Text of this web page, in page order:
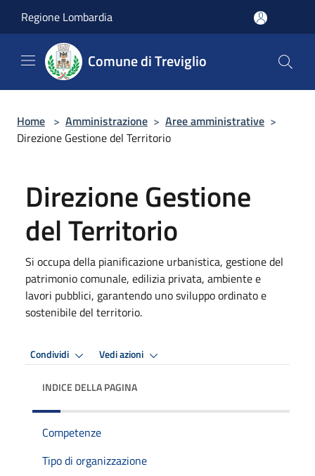
Regione Lombardia
Comune di Treviglio
Home > Amministrazione > Aree amministrative >
Direzione Gestione del Territorio
Direzione Gestione
del Territorio
Si occupa della pianificazione urbanistica, gestione del
patrimonio comunale, edilizia privata, ambiente e
lavori pubblici, garantendo uno sviluppo ordinato e
sostenibile del territorio.
Condividi Vedi azioni
INDICE DELLA PAGINA
Competenze
Tipo di organizzazione